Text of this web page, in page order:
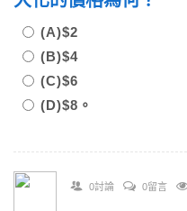
(A)$2
(B)$4
(C)$6
(D)$8。
0討論 0留言